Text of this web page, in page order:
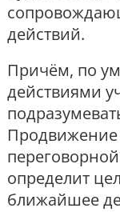
действий.
Причём, по
действиями
Продвижение
определит
ближайшее